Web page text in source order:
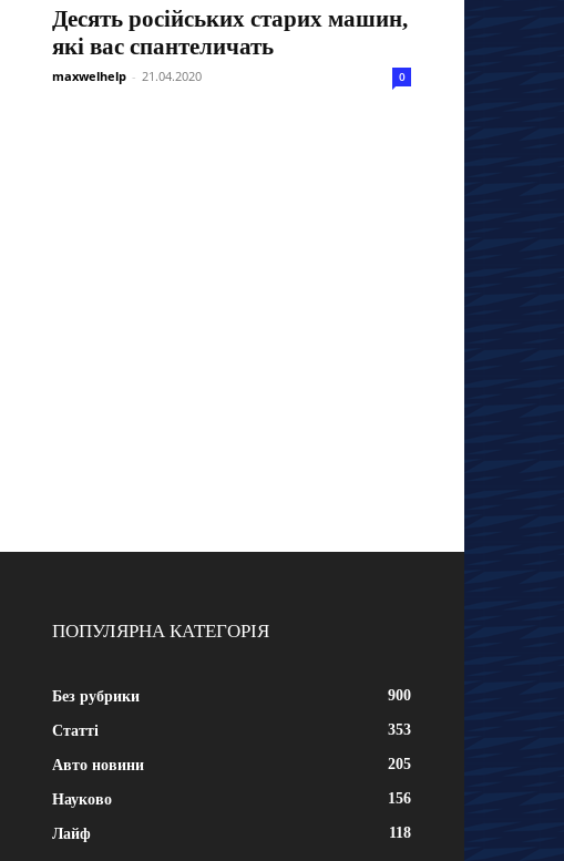
Десять російських старих машин,
які вас спантеличать
maxwelhelp - 21.04.2020 0
ПОПУЛЯРНА КАТЕГОРІЯ
Без рубрики 900
Статті 353
Авто новини 205
Науково 156
Лайф 118